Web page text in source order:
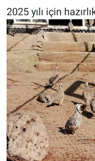
2025 yılı için